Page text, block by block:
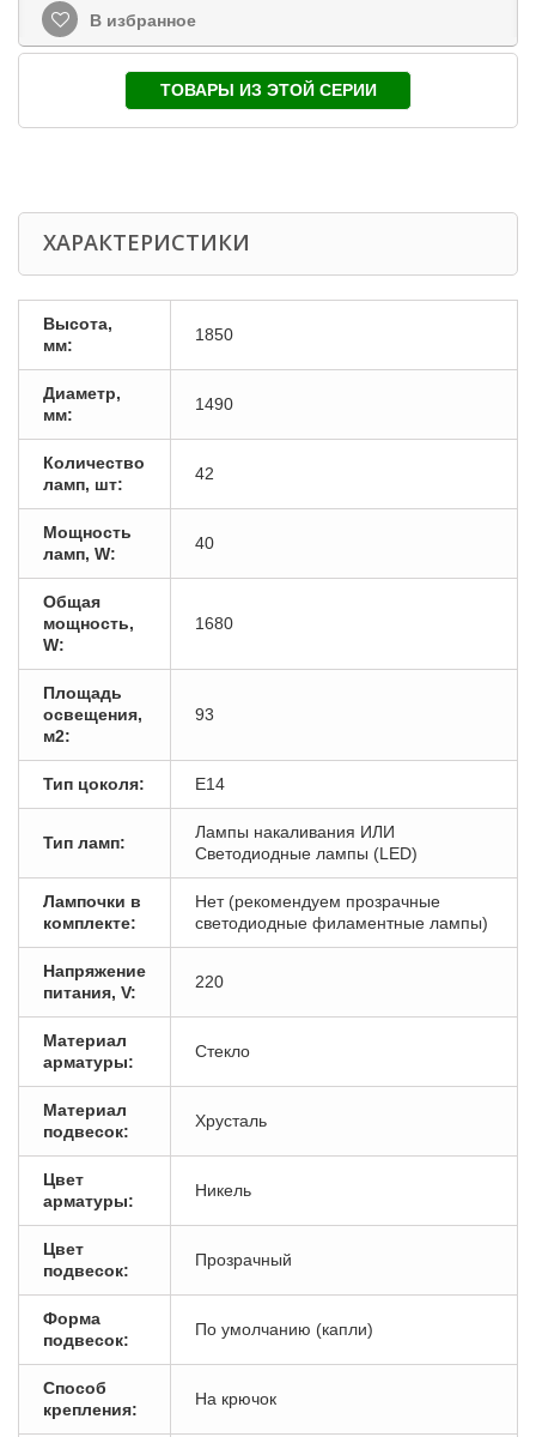
В избранное
ТОВАРЫ ИЗ ЭТОЙ СЕРИИ
ХАРАКТЕРИСТИКИ
Высота,
мм:
1850
Диаметр,
мм:
1490
Количество
ламп, шт:
42
Мощность
ламп, W:
40
Общая
мощность,
W:
1680
Площадь
освещения,
м2:
93
Тип цоколя: E14
Тип ламп:
Лампы накаливания ИЛИ
Светодиодные лампы (LED)
Лампочки в
комплекте:
Нет (рекомендуем прозрачные
светодиодные филаментные лампы)
Напряжение
питания, V:
220
Материал
арматуры:
Стекло
Материал
подвесок:
Хрусталь
Цвет
арматуры:
Никель
Цвет
подвесок:
Прозрачный
Форма
подвесок:
По умолчанию (капли)
Способ
крепления:
На крючок